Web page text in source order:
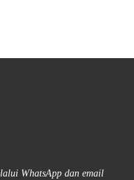
WhatsApp dan email